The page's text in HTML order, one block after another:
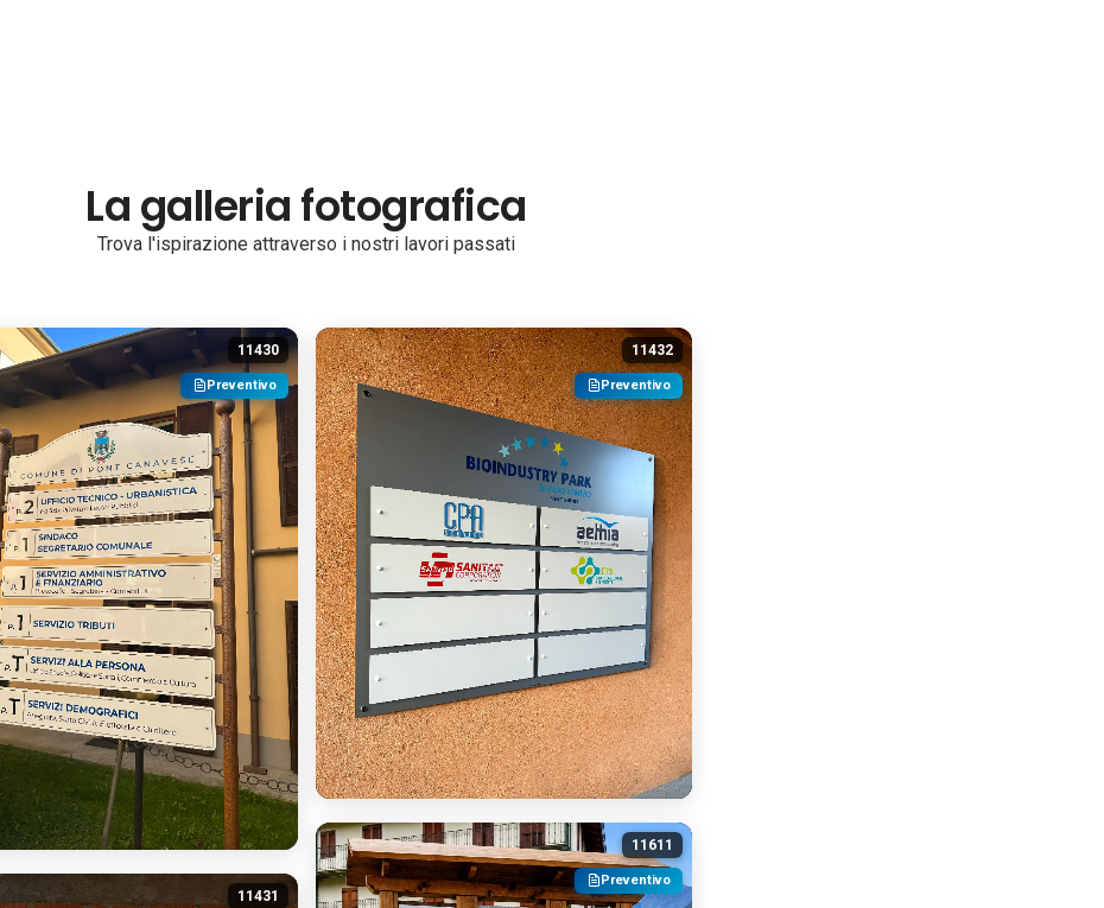
La galleria fotografica
Trova l'ispirazione attraverso i nostri lavori passati
11430
Preventivo
11431
11432
Preventivo
11611
Preventivo